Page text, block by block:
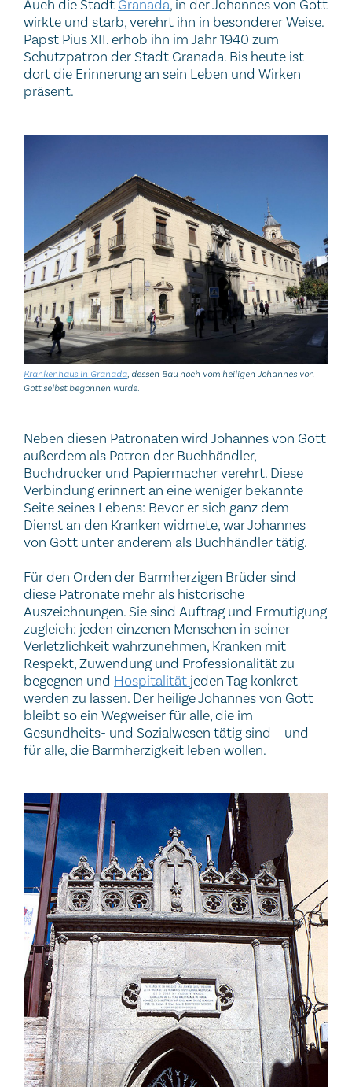
Auch die Stadt Granada, in der Johannes von Gott
wirkte und starb, verehrt ihn in besonderer Weise.
Papst Pius XII. erhob ihn im Jahr 1940 zum
Schutzpatron der Stadt Granada. Bis heute ist
dort die Erinnerung an sein Leben und Wirken
präsent.
Krankenhaus in Granada, dessen Bau noch vom heiligen Johannes von
Gott selbst begonnen wurde.
Neben diesen Patronaten wird Johannes von Gott
außerdem als Patron der Buchhändler,
Buchdrucker und Papiermacher verehrt. Diese
Verbindung erinnert an eine weniger bekannte
Seite seines Lebens: Bevor er sich ganz dem
Dienst an den Kranken widmete, war Johannes
von Gott unter anderem als Buchhändler tätig.
Für den Orden der Barmherzigen Brüder sind
diese Patronate mehr als historische
Auszeichnungen. Sie sind Auftrag und Ermutigung
zugleich: jeden einzenen Menschen in seiner
Verletzlichkeit wahrzunehmen, Kranken mit
Respekt, Zuwendung und Professionalität zu
begegnen und Hospitalität jeden Tag konkret
werden zu lassen. Der heilige Johannes von Gott
bleibt so ein Wegweiser für alle, die im
Gesundheits- und Sozialwesen tätig sind – und
für alle, die Barmherzigkeit leben wollen.